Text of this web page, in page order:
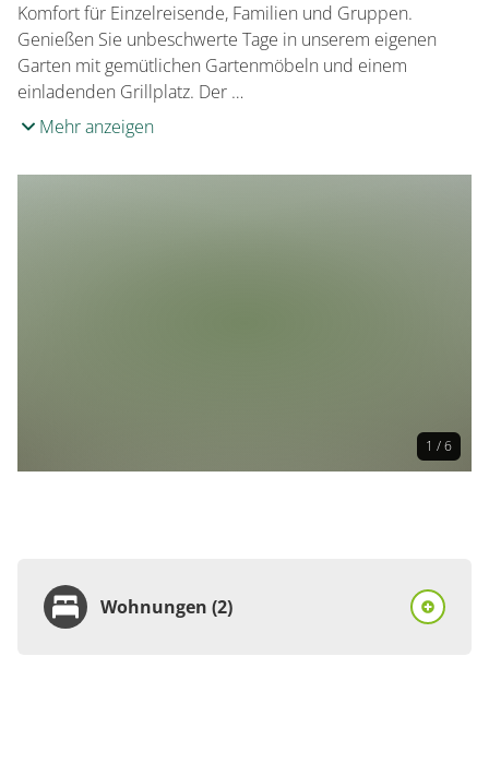
Komfort für Einzelreisende, Familien und Gruppen.
Genießen Sie unbeschwerte Tage in unserem eigenen
Garten mit gemütlichen Gartenmöbeln und einem
einladenden Grillplatz. Der …
Mehr anzeigen
1 / 6
Wohnungen (2)